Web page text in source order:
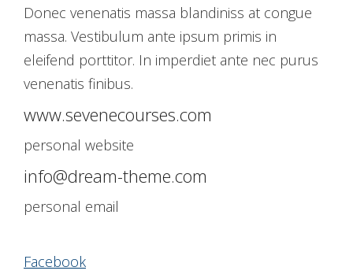
Donec venenatis massa blandiniss at congue
massa. Vestibulum ante ipsum primis in
eleifend porttitor. In imperdiet ante nec purus
venenatis finibus.
www.sevenecourses.com
personal website
info@dream-theme.com
personal email
Facebook